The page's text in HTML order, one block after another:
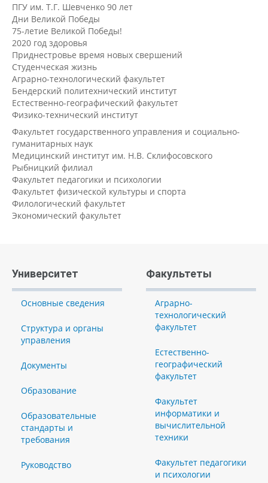
ПГУ им. Т.Г. Шевченко 90 лет
Дни Великой Победы
75-летие Великой Победы!
2020 год здоровья
Приднестровье время новых свершений
Студенческая жизнь
Аграрно-технологический факультет
Бендерский политехнический институт
Естественно-географический факультет
Физико-технический институт
Факультет государственного управления и социально-
гуманитарных наук
Медицинский институт им. Н.В. Склифосовского
Рыбницкий филиал
Факультет педагогики и психологии
Факультет физической культуры и спорта
Филологический факультет
Экономический факультет
Университет
Основные сведения
Структура и органы
управления
Документы
Образование
Образовательные
стандарты и
требования
Руководство
Факультеты
Аграрно-
технологический
факультет
Естественно-
географический
факультет
Факультет
информатики и
вычислительной
техники
Факультет педагогики
и психологии